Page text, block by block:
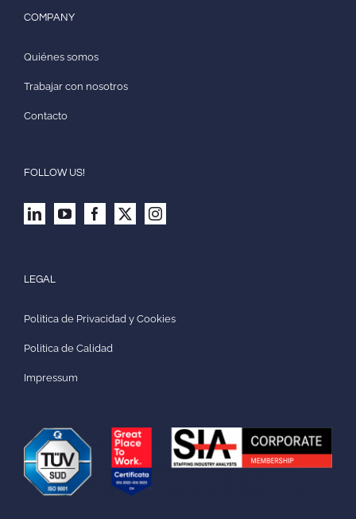
COMPANY
Quiénes somos
Trabajar con nosotros
Contacto
FOLLOW US!
LEGAL
Politica de Privacidad y Cookies
Politica de Calidad
Impressum